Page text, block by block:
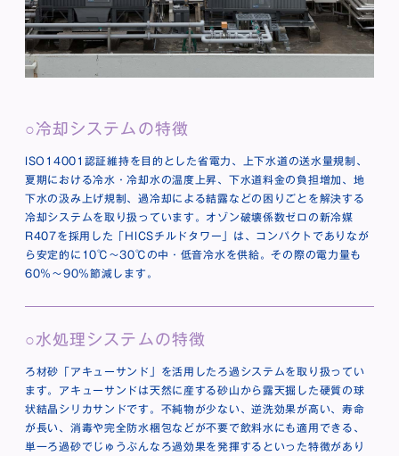
冷却システムの特徴
ISO14001認証維持を目的とした省電力、上下水道の送水量規制、
夏期における冷水・冷却水の温度上昇、下水道料金の負担増加、地
下水の汲み上げ規制、過冷却による結露などの困りごとを解決する
冷却システムを取り扱っています。オゾン破壊係数ゼロの新冷媒
R407を採用した「HICSチルドタワー」は、コンパクトでありなが
ら安定的に10℃〜30℃の中・低音冷水を供給。その際の電力量も
60％〜90％節減します。
水処理システムの特徴
ろ材砂「アキューサンド」を活用したろ過システムを取り扱ってい
ます。アキューサンドは天然に産する砂山から露天掘した硬質の球
状結晶シリカサンドです。不純物が少ない、逆洗効果が高い、寿命
が長い、消毒や完全防水梱包などが不要で飲料水にも適用できる、
単一ろ過砂でじゅうぶんなろ過効果を発揮するといった特徴があり